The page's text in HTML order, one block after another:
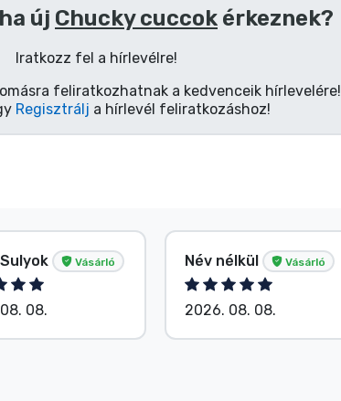
új Chucky cuccok érkeznek?
Iratkozz fel a hírlevélre!
feliratkozhatnak a kedvenceik hírlevelére!
Regisztrálj a hírlevél feliratkozáshoz!
Vásárló
08.
Név nélkül Vásárló
2026. 08. 08.